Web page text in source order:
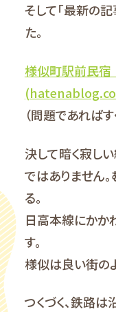
そして「最新の記
た。
様似町駅前民
（問題であれば
決して暗く寂し
ではありません
る。
日高本線にかか
す。
様似は良い街の
つくづく、鉄路